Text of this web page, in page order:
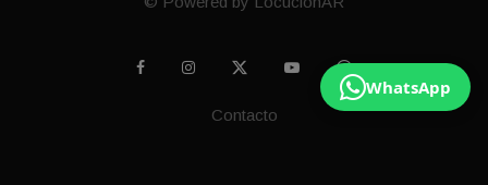
WhatsApp
Contacto